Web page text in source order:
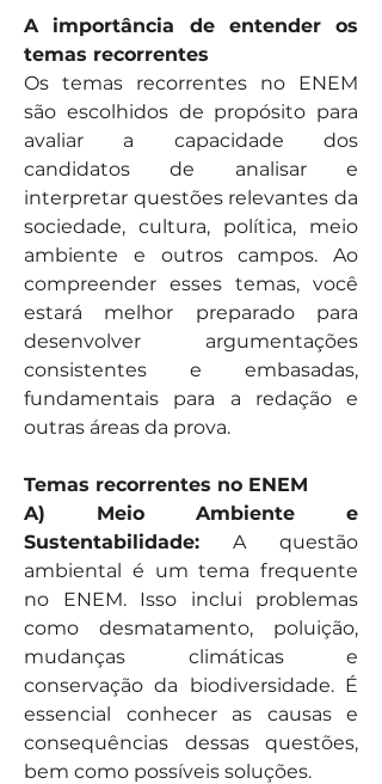
A importância de entender os
temas recorrentes
Os temas recorrentes no ENEM
são escolhidos de propósito para
avaliar a capacidade dos
candidatos de analisar e
interpretar questões relevantes da
sociedade, cultura, política, meio
ambiente e outros campos. Ao
compreender esses temas, você
estará melhor preparado para
desenvolver argumentações
consistentes e embasadas,
fundamentais para a redação e
outras áreas da prova.
Temas recorrentes no ENEM
A) Meio Ambiente e
Sustentabilidade: A questão
ambiental é um tema frequente
no ENEM. Isso inclui problemas
como desmatamento, poluição,
mudanças climáticas e
conservação da biodiversidade. É
essencial conhecer as causas e
consequências dessas questões,
bem como possíveis soluções.